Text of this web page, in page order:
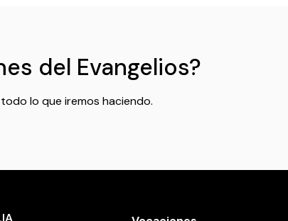
del Evangelios?
lo que iremos haciendo.